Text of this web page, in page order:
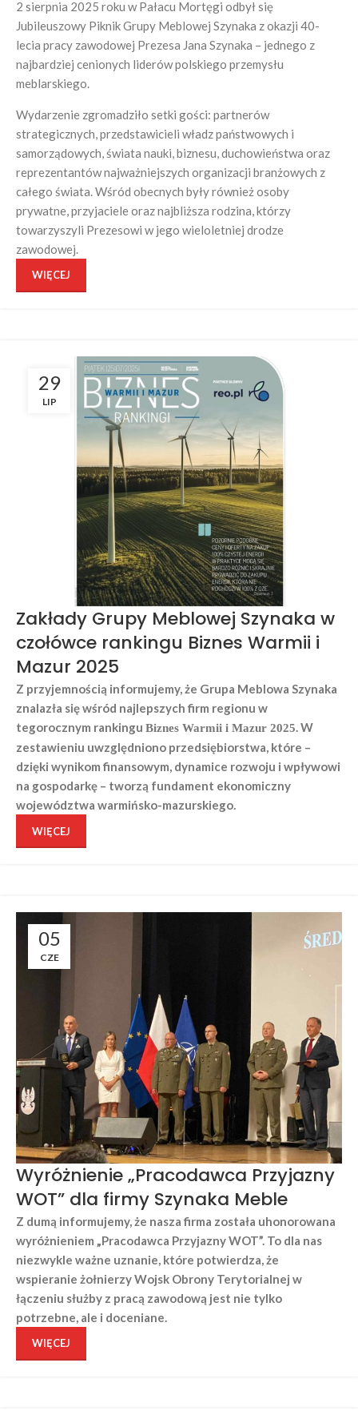
2 sierpnia 2025 roku w Pałacu Mortęgi odbył się
Jubileuszowy Piknik Grupy Meblowej Szynaka z okazji 40-
lecia pracy zawodowej Prezesa Jana Szynaka – jednego z
najbardziej cenionych liderów polskiego przemysłu
meblarskiego.
Wydarzenie zgromadziło setki gości: partnerów
strategicznych, przedstawicieli władz państwowych i
samorządowych, świata nauki, biznesu, duchowieństwa oraz
reprezentantów najważniejszych organizacji branżowych z
całego świata. Wśród obecnych były również osoby
prywatne, przyjaciele oraz najbliższa rodzina, którzy
towarzyszyli Prezesowi w jego wieloletniej drodze
zawodowej.
WIĘCEJ
29
LIP
Zakłady Grupy Meblowej Szynaka w
czołówce rankingu Biznes Warmii i
Mazur 2025
Z przyjemnością informujemy, że Grupa Meblowa Szynaka
znalazła się wśród najlepszych firm regionu w
tegorocznym rankingu Biznes Warmii i Mazur 2025. W
zestawieniu uwzględniono przedsiębiorstwa, które –
dzięki wynikom finansowym, dynamice rozwoju i wpływowi
na gospodarkę – tworzą fundament ekonomiczny
województwa warmińsko-mazurskiego.
WIĘCEJ
05
CZE
Wyróżnienie „Pracodawca Przyjazny
WOT” dla firmy Szynaka Meble
Z dumą informujemy, że nasza firma została uhonorowana
wyróżnieniem „Pracodawca Przyjazny WOT”. To dla nas
niezwykle ważne uznanie, które potwierdza, że
wspieranie żołnierzy Wojsk Obrony Terytorialnej w
łączeniu służby z pracą zawodową jest nie tylko
potrzebne, ale i doceniane.
WIĘCEJ